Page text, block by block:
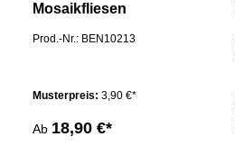
Mosaikfliesen
3D
Prod.-Nr.: BEN10213
Musterpreis: 3,90 €*
Ab 18,90 €*